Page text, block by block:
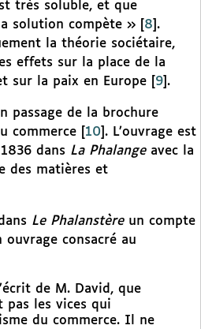
très soluble, et que
solution compète »
8 .
la théorie sociétaire,
effets sur la place de la
sur la paix en Europe
9 .
passage de la brochure
commerce
10 . L’ouvrage est
dans La Phalange avec la
des matières et
Le Phalanstère un compte
consacré au
de M. David, que
pas les vices qui
du commerce. Il ne